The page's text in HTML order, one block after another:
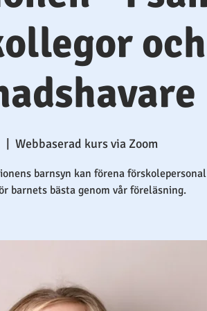
och
Webbaserad kurs via Zoom
barnsyn kan förena
barnets bästa genom vår föreläsning.